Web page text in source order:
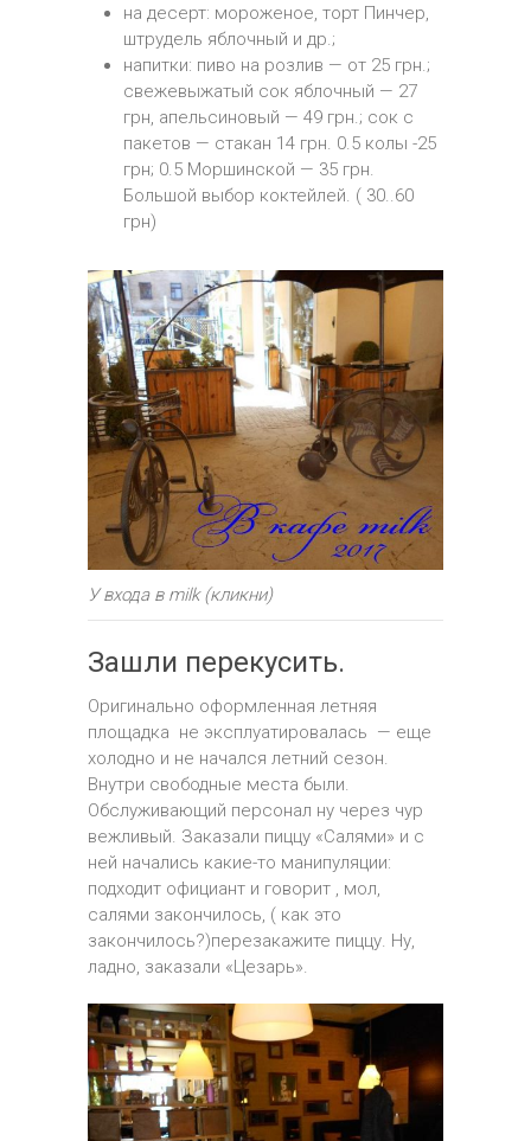
на десерт: мороженое, торт Пинчер,
штрудель яблочный и др.;
напитки: пиво на розлив — от 25 грн.;
свежевыжатый сок яблочный — 27
грн, апельсиновый — 49 грн.; сок с
пакетов — стакан 14 грн. 0.5 колы -25
грн; 0.5 Моршинской — 35 грн.
Большой выбор коктейлей. ( 30..60
грн)
У входа в milk (кликни)
Зашли перекусить.
Оригинально оформленная летняя
площадка не эксплуатировалась — еще
холодно и не начался летний сезон.
Внутри свободные места были.
Обслуживающий персонал ну через чур
вежливый. Заказали пиццу «Салями» и с
ней начались какие-то манипуляции:
подходит официант и говорит , мол,
салями закончилось, ( как это
закончилось?)перезакажите пиццу. Ну,
ладно, заказали «Цезарь».